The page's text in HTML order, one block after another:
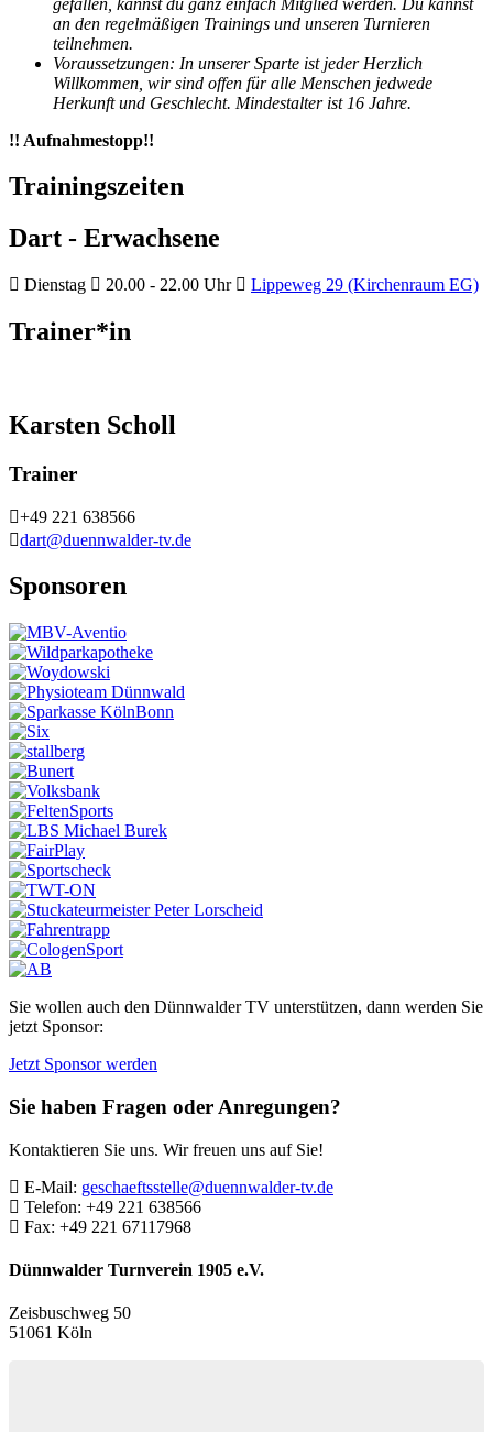
an den regelmäßigen Trainings und unseren Turnieren
teilnehmen.
Voraussetzungen: In unserer Sparte ist jeder Herzlich
Willkommen, wir sind offen für alle Menschen jedwede
Herkunft und Geschlecht. Mindestalter ist 16 Jahre.
!! Aufnahmestopp!!
Trainingszeiten
Dart - Erwachsene
Dienstag 20.00 - 22.00 Uhr Lippeweg 29 (Kirchenraum EG)
Trainer*in
Karsten Scholl
Trainer
+49 221 638566
dart@duennwalder-tv.de
Sponsoren
Sie wollen auch den Dünnwalder TV unterstützen, dann werden Sie
jetzt Sponsor:
Jetzt Sponsor werden
Sie haben Fragen oder Anregungen?
Kontaktieren Sie uns. Wir freuen uns auf Sie!
E-Mail: geschaeftsstelle@duennwalder-tv.de
Telefon: +49 221 638566
Fax: +49 221 67117968
Dünnwalder Turnverein 1905 e.V.
Zeisbuschweg 50
51061 Köln